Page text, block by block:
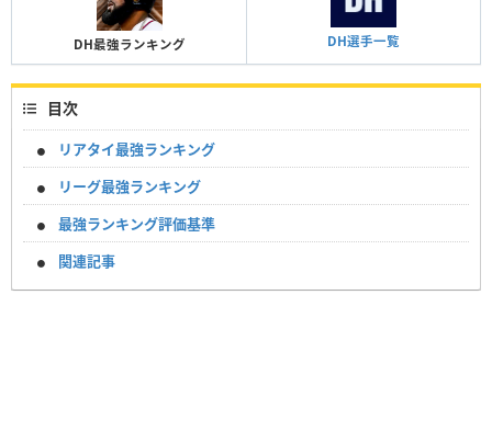
DH最強ランキング DH選手一覧
目次
リアタイ最強ランキング
リーグ最強ランキング
最強ランキング評価基準
関連記事